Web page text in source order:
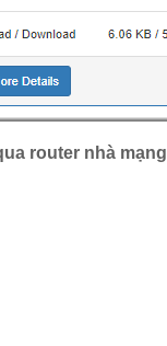
router nhà mạng